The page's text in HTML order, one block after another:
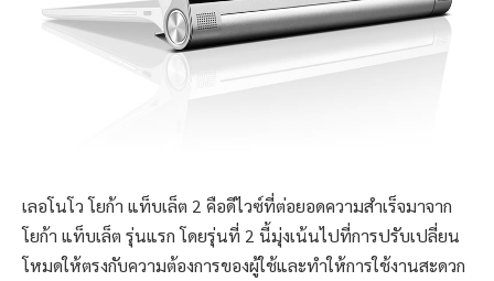
เลอโนโว โยก้า แท็บเล็ต 2 คือดีไวซ์ที่ต่อยอดความสำเร็จมาจาก
โยก้า แท็บเล็ต รุ่นแรก โดยรุ่นที่ 2 นี้มุ่งเน้นไปที่การปรับเปลี่ยน
โหมดให้ตรงกับความต้องการของผู้ใช้และทำให้การใช้งานสะดวก